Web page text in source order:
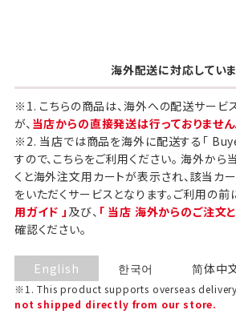
海外配送に対応してい
※1. こちらの商品は、海外への配送サービ
が、 当店からの直接発送は行っておりません
※2. 当店では商品を海外に配送する「
すので、こちらをご利用ください。 海外か
くと海外注文用カートが表示され、該当カ
をいただくサービスとなります。ご利用の前
用ガイド 」 及び、 「 当店 海外からのご注文
確認ください。
English
※1. This product supports overseas
not shipped directly from our store.
한국어 简体中